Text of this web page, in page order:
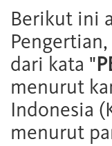
Berikut ini
dari kata "
menurut
Indonesia
menurut